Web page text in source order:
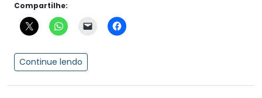
Compartilhe:
Continue lendo